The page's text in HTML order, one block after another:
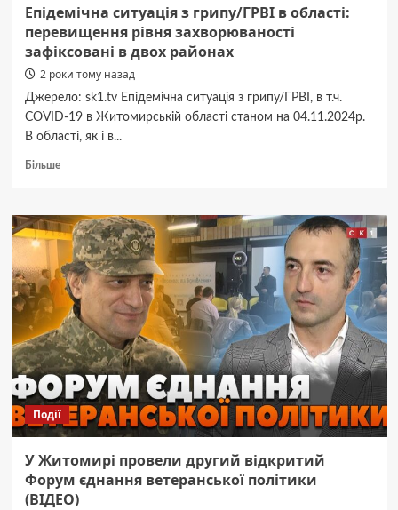
них
є
дитина
Епідемічна ситуація з грипу/ГРВІ в області:
перевищення рівня захворюваності
зафіксовані в двох районах
2 роки тому назад
Джерело: sk1.tv Епідемічна ситуація з грипу/ГРВІ, в т.ч.
COVID-19 в Житомирській області станом на 04.11.2024р.
В області, як і в...
БільшеДокладніше
ситуація
з
грипу/
ГРВІ
в
області:
перевищення
рівня
захворюваності
зафіксовані
в
двох
районах
Події
У Житомирі провели другий відкритий
Форум єднання ветеранської політики
(ВІДЕО)